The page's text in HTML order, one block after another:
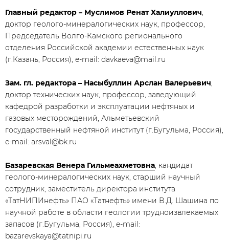
Главный редактор – Муслимов Ренат Халиуллович,
доктор геолого-минералогических наук, профессор,
Председатель Волго-Камского регионального
отделения Российской академии естественных наук
(г.Казань, Россия), e-mail: davkaeva@mail.ru
Зам. гл. редактора – Насыбуллин Арслан Валерьевич,
доктор технических наук, профессор, заведующий
кафедрой разработки и эксплуатации нефтяных и
газовых месторождений, Альметьевский
государственный нефтяной институт (г.Бугульма, Россия),
e-mail: arsval@bk.ru
Базаревская Венера Гильмеахметовна, кандидат
геолого-минералогических наук, старший научный
сотрудник, заместитель директора института
«ТатНИПИнефть» ПАО «Татнефть» имени В.Д. Шашина по
научной работе в области геологии трудноизвлекаемых
запасов (г.Бугульма, Россия), e-mail:
bazarevskaya@tatnipi.ru